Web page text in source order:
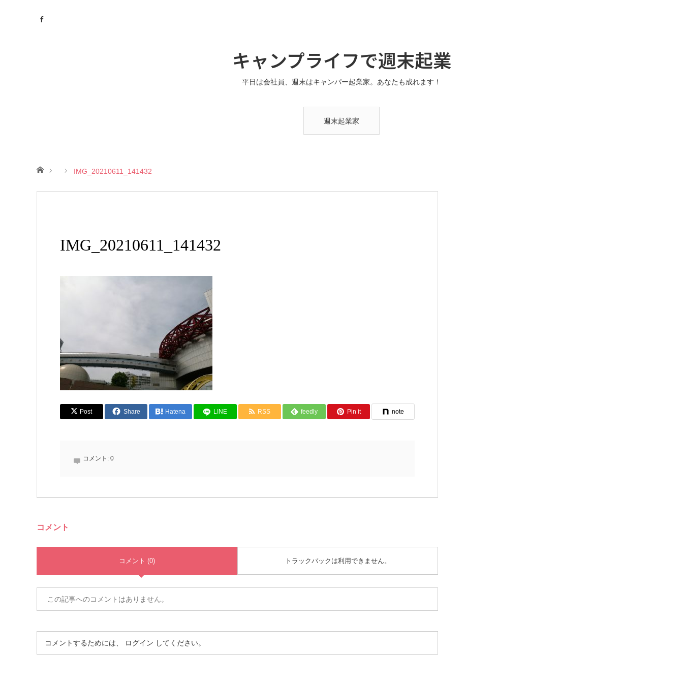
キャンプライフで週末起業
平日は会社員、週末はキャンパー起業家。あなたも成れます！
週末起業家
ホーム IMG_20210611_141432
IMG_20210611_141432
Post Share Hatena LINE RSS feedly Pin it note
コメント: 0
コメント
コメント (0) トラックバックは利用できません。
この記事へのコメントはありません。
コメントするためには、 ログイン してください。